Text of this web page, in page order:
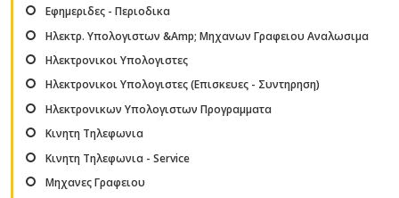
Εφημεριδες - Περιοδικα
Ηλεκτρ. Υπολογιστων &Amp; Μηχανων Γραφειου Αναλωσιμα
Ηλεκτρονικοι Υπολογιστες
Ηλεκτρονικοι Υπολογιστες (Επισκευες - Συντηρηση)
Ηλεκτρονικων Υπολογιστων Προγραμματα
Κινητη Τηλεφωνια
Κινητη Τηλεφωνια - Service
Μηχανες Γραφειου